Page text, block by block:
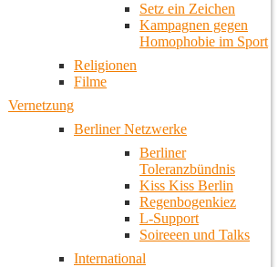
Setz ein Zeichen
Kampagnen gegen
Homophobie im Sport
Religionen
Filme
Vernetzung
Berliner Netzwerke
Berliner
Toleranzbündnis
Kiss Kiss Berlin
Regenbogenkiez
L-Support
Soireeen und Talks
International